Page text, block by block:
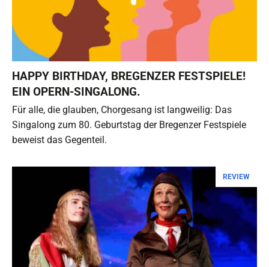
HAPPY BIRTHDAY, BREGENZER FESTSPIELE!
EIN OPERN-SINGALONG.
Für alle, die glauben, Chorgesang ist langweilig: Das
Singalong zum 80. Geburtstag der Bregenzer Festspiele
beweist das Gegenteil.
REVIEW